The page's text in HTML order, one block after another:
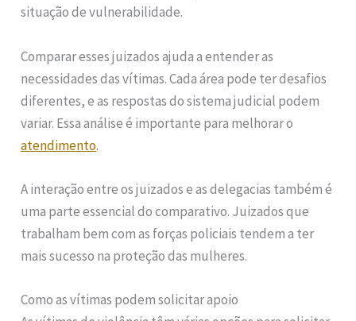
situação de vulnerabilidade.
Comparar esses juizados ajuda a entender as
necessidades das vítimas. Cada área pode ter desafios
diferentes, e as respostas do sistema judicial podem
variar. Essa análise é importante para melhorar o
atendimento.
A interação entre os juizados e as delegacias também é
uma parte essencial do comparativo. Juizados que
trabalham bem com as forças policiais tendem a ter
mais sucesso na proteção das mulheres.
Como as vítimas podem solicitar apoio